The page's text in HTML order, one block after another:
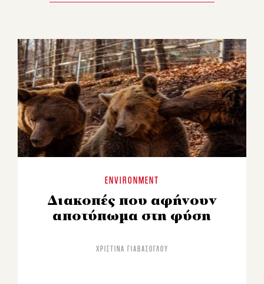
ENVIRONMENT
Διακοπές που αφήνουν
αποτύπωμα στη φύση
ΧΡΙΣΤΊΝΑ ΓΙΑΒΆΣΟΓΛΟΥ